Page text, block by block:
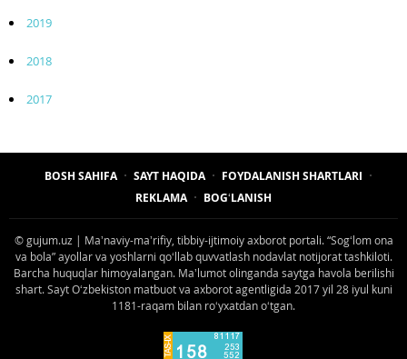
2019
2018
2017
BOSH SAHIFA SAYT HAQIDA
FOYDALANISH SHARTLARI
REKLAMA
BOGʻLANISH
© gujum.uz | Maʼnaviy-maʼrifiy, tibbiy-ijtimoiy axborot portali. “Sogʻlom ona
va bola” ayollar va yoshlarni qoʻllab quvvatlash nodavlat notijorat tashkiloti.
Barcha huquqlar himoyalangan. Maʼlumot olinganda saytga havola berilishi
shart. Sayt Oʻzbekiston matbuot va axborot agentligida 2017 yil 28 iyul kuni
1181-raqam bilan roʻyxatdan oʻtgan.